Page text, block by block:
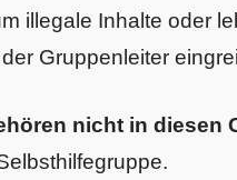
illegale Inhalte oder
Gruppenleiter
nicht in diesen